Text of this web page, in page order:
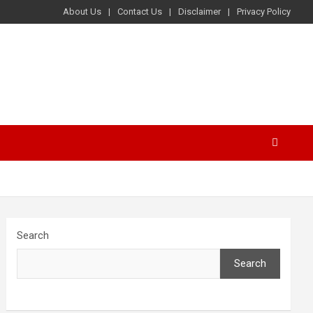
About Us Contact Us Disclaimer Privacy Policy
Search
Search